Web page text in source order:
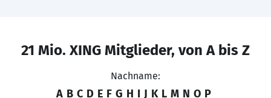
21 Mio. XING Mitglieder, von A bis Z
Nachname:
A B C D E F G H I J K L M N O P